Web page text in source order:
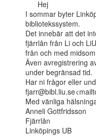
I sommar byter
bibliotekssystem.
Det innebär att det
fjärrlån från Li och
från och med
Även avregistrering
under begränsad tid.
Har ni frågor eller
Med vänliga
Anneli Gottfridsson
Fjärrlån
Linköpings UB